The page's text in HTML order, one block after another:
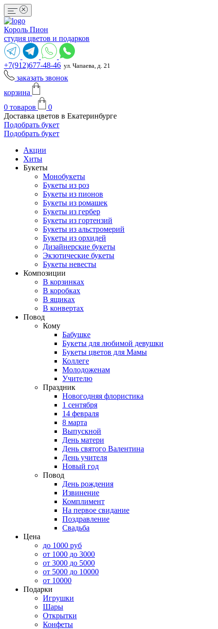
Король Пион
студия цветов и подарков
+7(912)677-48-46 ул. Чапаева, д. 21
заказать звонок
корзина
0 товаров
0
Доставка цветов в Екатеринбурге
Подобрать букет
Подобрать букет
Акции
Хиты
Букеты
Монобукеты
Букеты из роз
Букеты из пионов
Букеты из ромашек
Букеты из гербер
Букеты из гортензий
Букеты из альстромерий
Букеты из орхидей
Дизайнерские букеты
Экзотические букеты
Букеты невесты
Композиции
В корзинках
В коробках
В ящиках
В конвертах
Повод
Кому
Бабушке
Букеты для любимой девушки
Букеты цветов для Мамы
Коллеге
Молодоженам
Учителю
Праздник
Новогодняя флористика
1 сентября
14 февраля
8 марта
Выпускной
День матери
День святого Валентина
День учителя
Новый год
Повод
День рождения
Извинение
Комплимент
На первое свидание
Поздравление
Свадьба
Цена
до 1000 руб
от 1000 до 3000
от 3000 до 5000
от 5000 до 10000
от 10000
Подарки
Игрушки
Шары
Открытки
Конфеты